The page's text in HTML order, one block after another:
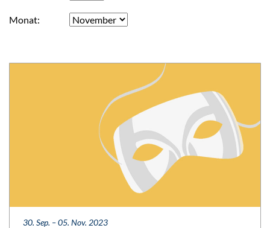
Monat
30. Sep. –05. Nov. 2023